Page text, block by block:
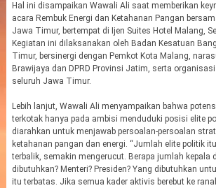
Hal ini disampaikan Wawali Ali saat memberikan
acara Rembuk Energi dan Ketahanan Pangan
Jawa Timur, bertempat di Ijen Suites Hotel Malang,
Kegiatan ini dilaksanakan oleh Badan Kesatuan
Timur, bersinergi dengan Pemkot Kota Malang,
Brawijaya dan DPRD Provinsi Jatim, serta
seluruh Jawa Timur.
Lebih lanjut, Wawali Ali menyampaikan bahwa
terkotak hanya pada ambisi menduduki posisi elite
diarahkan untuk menjawab persoalan-persoalan
ketahanan pangan dan energi. “Jumlah elite politik
terbalik, semakin mengerucut. Berapa jumlah kepala
dibutuhkan? Menteri? Presiden? Yang dibutuhkan
itu terbatas. Jika semua kader aktivis berebut ke